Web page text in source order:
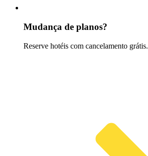
Mudança de planos?
Reserve hotéis com cancelamento grátis.